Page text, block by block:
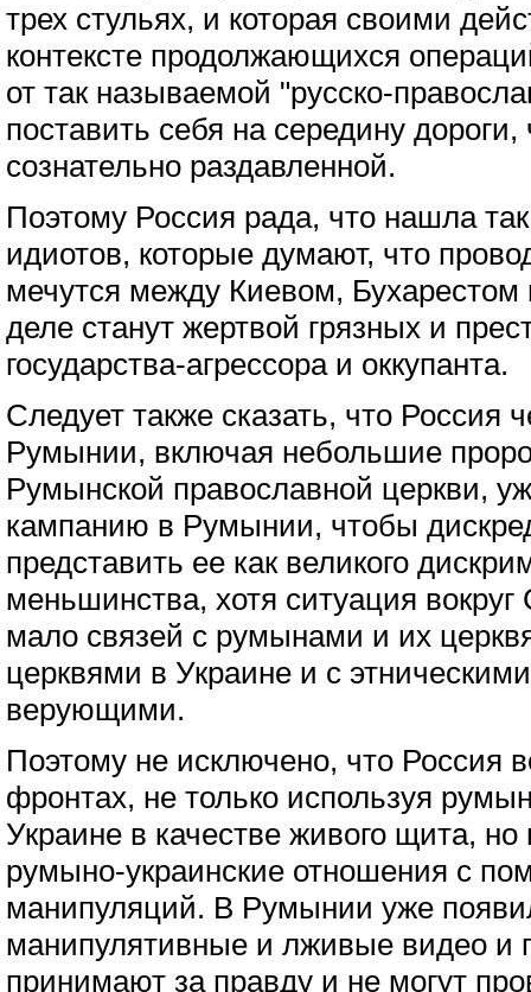
трех стульях, и которая своими
контексте продолжающихся
от так называемой "русско-
поставить себя на середину
сознательно раздавленной.
Поэтому Россия рада, что нашла
идиотов, которые думают, что
мечутся между Киевом,
деле станут жертвой грязных и
государства-агрессора и оккупанта.
Следует также сказать, что Россия
Румынии, включая небольшие
Румынской православной церкви,
кампанию в Румынии, чтобы
представить ее как великого
меньшинства, хотя ситуация
мало связей с румынами и их
церквями в Украине и с
верующими.
Поэтому не исключено, что Россия
фронтах, не только используя
Украине в качестве живого щита,
румыно-украинские отношения с
манипуляций. В Румынии уже
манипулятивные и лживые видео и
принимают за правду и не могут